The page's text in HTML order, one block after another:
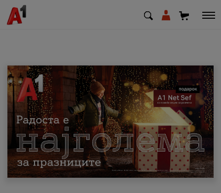
МК EN SQ
Приватни Деловни
Поддршка